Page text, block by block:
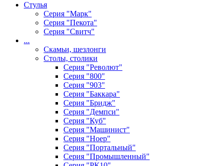
Стулья
Серия "Марк"
Серия "Пекота"
Серия "Свитч"
...
Скамьи, шезлонги
Столы, столики
Серия "Револют"
Серия "800"
Серия "903"
Серия "Баккара"
Серия "Бридж"
Серия "Демпси"
Серия "Куб"
Серия "Машинист"
Серия "Ноер"
Серия "Портальный"
Серия "Промышленный"